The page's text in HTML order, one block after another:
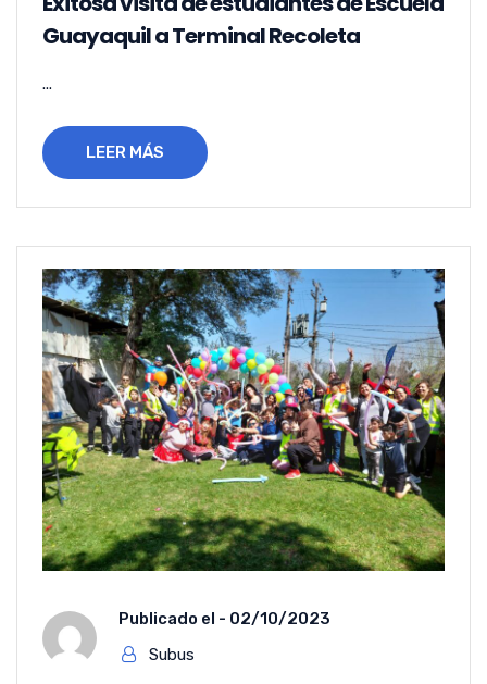
Guayaquil a Terminal Recoleta
...
LEER MÁS
Publicado el - 02/10/2023
Subus